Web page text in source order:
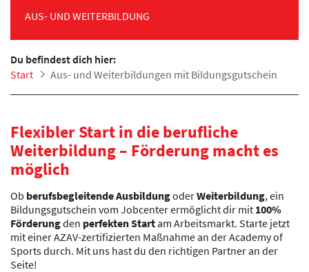
AUS- UND WEITERBILDUNG
Du befindest dich hier:
Start
Aus- und Weiterbildungen mit Bildungsgutschein
Flexibler Start in die berufliche
Weiterbildung – Förderung macht es
möglich
Ob berufsbegleitende AusbildungoderWeiterbildung, ein
Bildungsgutschein vom Jobcenter ermöglicht dir mit 100%
Förderungden perfekten Startam Arbeitsmarkt. Starte jetzt
mit einer AZAV-zertifizierten Maßnahme an der Academy of
Sports durch. Mit uns hast du den richtigen Partner an der
Seite!